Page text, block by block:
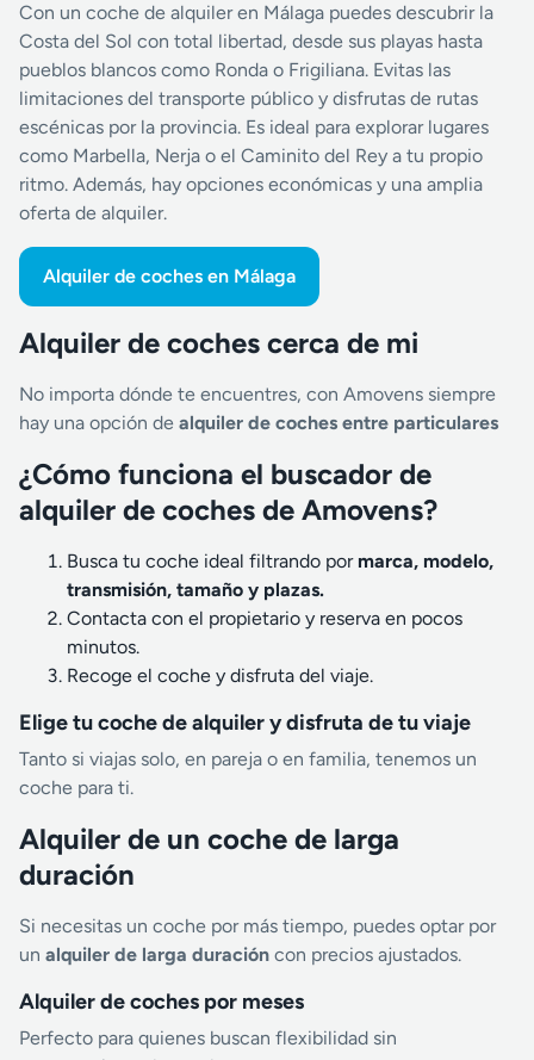
Con un coche de alquiler en Málaga puedes descubrir la
Costa del Sol con total libertad, desde sus playas hasta
pueblos blancos como Ronda o Frigiliana. Evitas las
limitaciones del transporte público y disfrutas de rutas
escénicas por la provincia. Es ideal para explorar lugares
como Marbella, Nerja o el Caminito del Rey a tu propio
ritmo. Además, hay opciones económicas y una amplia
oferta de alquiler.
Alquiler de coches en Málaga
Alquiler de coches cerca de mi
No importa dónde te encuentres, con Amovens siempre
hay una opción de alquiler de coches entre particulares
¿Cómo funciona el buscador de
alquiler de coches de Amovens?
Busca tu coche ideal filtrando por marca, modelo,
transmisión, tamaño y plazas.
Contacta con el propietario y reserva en pocos
minutos.
Recoge el coche y disfruta del viaje.
Elige tu coche de alquiler y disfruta de tu viaje
Tanto si viajas solo, en pareja o en familia, tenemos un
coche para ti.
Alquiler de un coche de larga
duración
Si necesitas un coche por más tiempo, puedes optar por
un alquiler de larga duración con precios ajustados.
Alquiler de coches por meses
Perfecto para quienes buscan flexibilidad sin